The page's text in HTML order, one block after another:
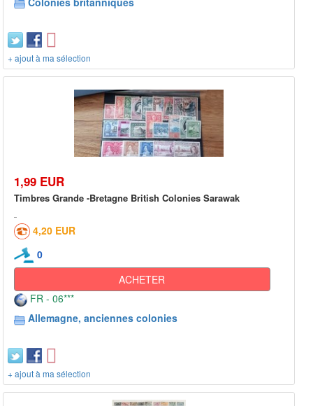
+ ajout à ma sélection
1,99 EUR
Timbres Grande -Bretagne British Colonies Sarawak
4,20 EUR
0
ACHETER
FR - 06***
Allemagne, anciennes colonies
+ ajout à ma sélection